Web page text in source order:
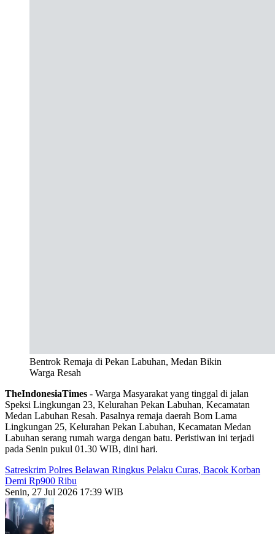
Bentrok Remaja di Pekan Labuhan, Medan Bikin
Warga Resah
TheIndonesiaTimes - Warga Masyarakat yang tinggal di jalan
Speksi Lingkungan 23, Kelurahan Pekan Labuhan, Kecamatan
Medan Labuhan Resah. Pasalnya remaja daerah Bom Lama
Lingkungan 25, Kelurahan Pekan Labuhan, Kecamatan Medan
Labuhan serang rumah warga dengan batu. Peristiwan ini terjadi
pada Senin pukul 01.30 WIB, dini hari.
Satreskrim Polres Belawan Ringkus Pelaku Curas, Bacok Korban
Demi Rp900 Ribu
Senin, 27 Jul 2026 17:39 WIB